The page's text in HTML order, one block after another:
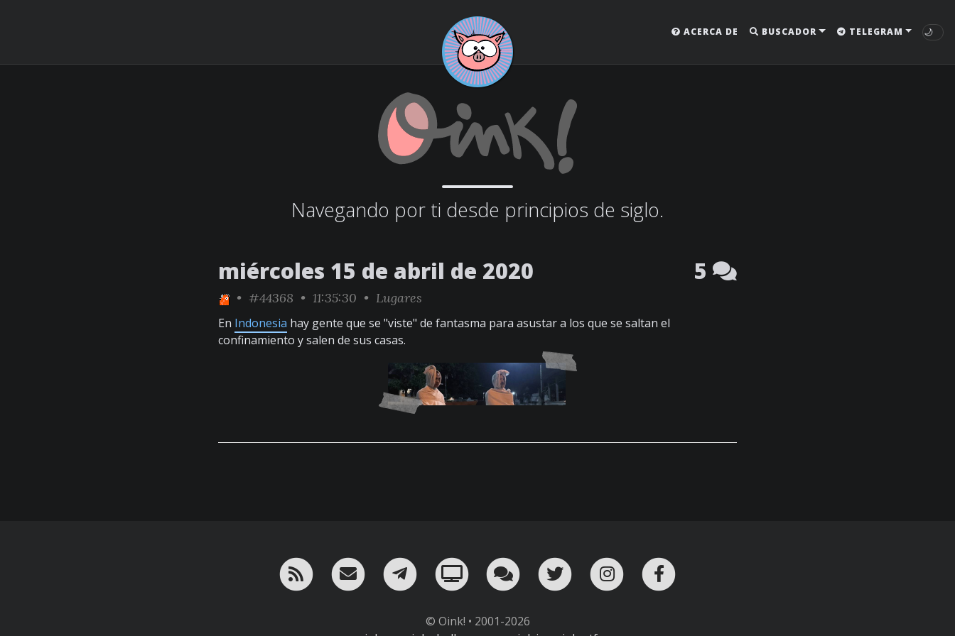
ACERCA DE BUSCADOR TELEGRAM 🌙
Navegando por ti desde principios de siglo.
miércoles 15 de abril de 2020 5
• #44368 • 11:35:30 • Lugares
En Indonesia hay gente que se "viste" de fantasma para asustar a los que se saltan el
confinamiento y salen de sus casas.
RSS ¡Mándame un email!
¡Nuestro canal en Telegram!
Oink! TV Charla con nosotros en Telegram
Twitter Instagram
© Oink! • 2001-2026